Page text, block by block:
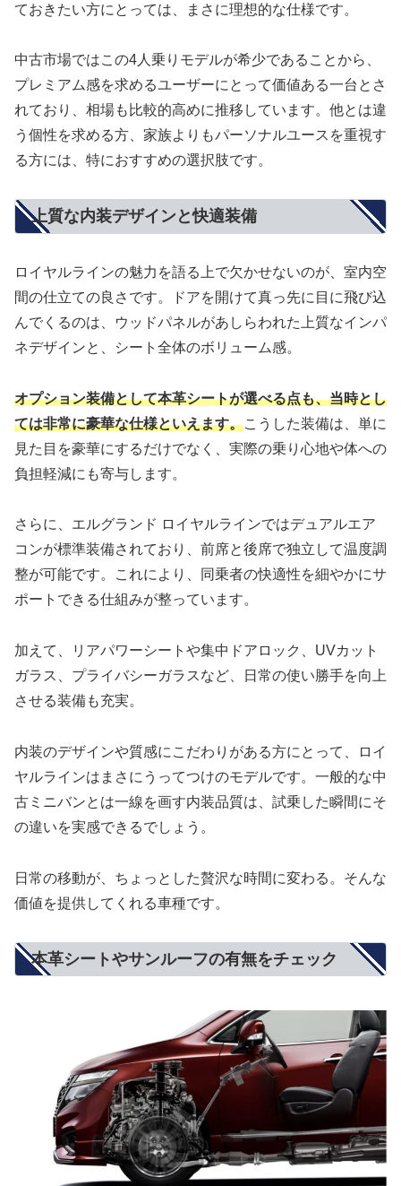
ておきたい方にとっては、まさに理想的な仕様です。
中古市場ではこの4人乗りモデルが希少であることから、
プレミアム感を求めるユーザーにとって価値ある一台とさ
れており、相場も比較的高めに推移しています。他とは違
う個性を求める方、家族よりもパーソナルユースを重視す
る方には、特におすすめの選択肢です。
上質な内装デザインと快適装備
ロイヤルラインの魅力を語る上で欠かせないのが、室内空
間の仕立ての良さです。ドアを開けて真っ先に目に飛び込
んでくるのは、ウッドパネルがあしらわれた上質なインパ
ネデザインと、シート全体のボリューム感。
オプション装備として本革シートが選べる点も、当時とし
ては非常に豪華な仕様といえます。こうした装備は、単に
見た目を豪華にするだけでなく、実際の乗り心地や体への
負担軽減にも寄与します。
さらに、エルグランド ロイヤルラインではデュアルエア
コンが標準装備されており、前席と後席で独立して温度調
整が可能です。これにより、同乗者の快適性を細やかにサ
ポートできる仕組みが整っています。
加えて、リアパワーシートや集中ドアロック、UVカット
ガラス、プライバシーガラスなど、日常の使い勝手を向上
させる装備も充実。
内装のデザインや質感にこだわりがある方にとって、ロイ
ヤルラインはまさにうってつけのモデルです。一般的な中
古ミニバンとは一線を画す内装品質は、試乗した瞬間にそ
の違いを実感できるでしょう。
日常の移動が、ちょっとした贅沢な時間に変わる。そんな
価値を提供してくれる車種です。
本革シートやサンルーフの有無をチェック